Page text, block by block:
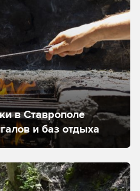
в Ставрополе
и баз отдыха